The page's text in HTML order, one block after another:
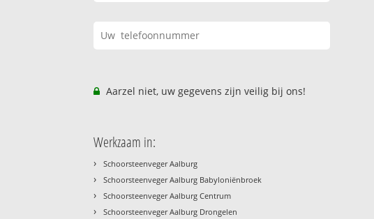
Aarzel niet, uw gegevens zijn veilig bij ons!
Werkzaam in:
› Schoorsteenveger Aalburg
› Schoorsteenveger Aalburg Babyloniënbroek
› Schoorsteenveger Aalburg Centrum
› Schoorsteenveger Aalburg Drongelen